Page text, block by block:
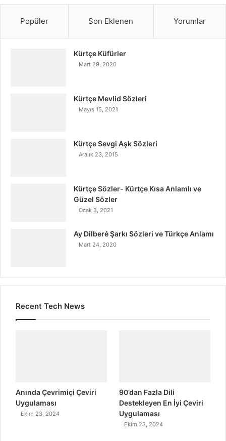
Popüler Son Eklenen Yorumlar
Kürtçe Küfürler
Mart 29, 2020
Kürtçe Mevlid Sözleri
Mayıs 15, 2021
Kürtçe Sevgi Aşk Sözleri
Aralık 23, 2015
Kürtçe Sözler- Kürtçe Kısa Anlamlı ve
Güzel Sözler
Ocak 3, 2021
Ay Dilberé Şarkı Sözleri ve Türkçe Anlamı
Mart 24, 2020
Recent Tech News
Anında Çevrimiçi Çeviri
Uygulaması
Ekim 23, 2024
90’dan Fazla Dili
Destekleyen En İyi Çeviri
Uygulaması
Ekim 23, 2024